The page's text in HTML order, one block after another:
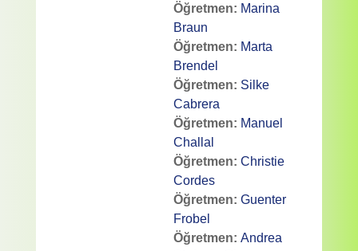
Öğretmen: Marina
Braun
Öğretmen: Marta
Brendel
Öğretmen: Silke
Cabrera
Öğretmen: Manuel
Challal
Öğretmen: Christie
Cordes
Öğretmen: Guenter
Frobel
Öğretmen: Andrea